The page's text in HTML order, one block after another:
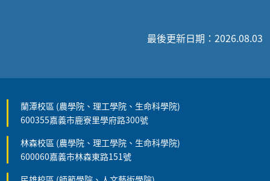
最後更新日期：2026.08.03
蘭潭校區 (農學院、理工學院、生命科學院)
600355嘉義市鹿寮里學府路300號
林森校區 (農學院、理工學院、生命科學院)
600060嘉義市林森東路151號